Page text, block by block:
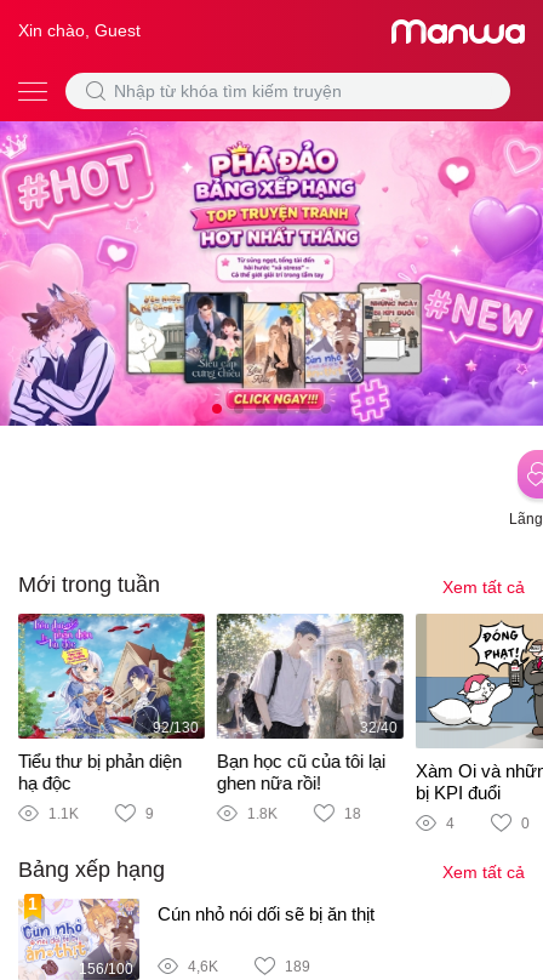
Xin chào, Guest
Mới trong tuần Xem tất cả
92/130
Tiểu thư bị phản diện
hạ độc
1.1K 9
32/40
Bạn học cũ của tôi lại
ghen nữa rồi!
1.8K 18
Xàm Oi và
bị KPI đuổi
4 0
Bảng xếp hạng Xem tất cả
156/100
Cún nhỏ nói dối sẽ bị ăn thịt
4,6K 189